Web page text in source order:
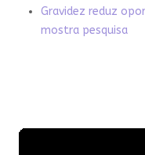
Gravidez reduz
mostra pesquisa